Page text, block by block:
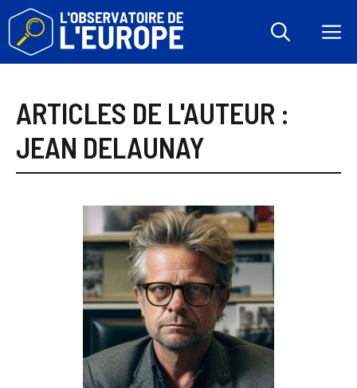
Aller
contenu
ARTICLES DE L'AUTEUR :
JEAN DELAUNAY